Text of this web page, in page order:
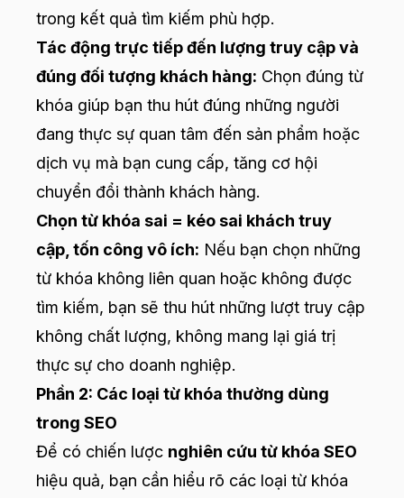
trong kết quả tìm kiếm phù hợp.
Tác động trực tiếp đến lượng truy cập và
đúng đối tượng khách hàng: Chọn đúng từ
khóa giúp bạn thu hút đúng những người
đang thực sự quan tâm đến sản phẩm hoặc
dịch vụ mà bạn cung cấp, tăng cơ hội
chuyển đổi thành khách hàng.
Chọn từ khóa sai = kéo sai khách truy
cập, tốn công vô ích: Nếu bạn chọn những
từ khóa không liên quan hoặc không được
tìm kiếm, bạn sẽ thu hút những lượt truy cập
không chất lượng, không mang lại giá trị
thực sự cho doanh nghiệp.
Phần 2: Các loại từ khóa thường dùng
trong SEO
Để có chiến lược nghiên cứu từ khóa SEO
hiệu quả, bạn cần hiểu rõ các loại từ khóa